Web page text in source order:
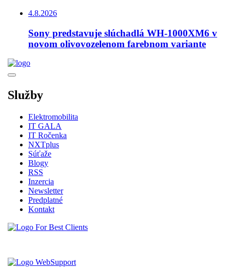
4.8.2026
Sony predstavuje slúchadlá WH-1000XM6 v
novom olivovozelenom farebnom variante
Služby
Elektromobilita
IT GALA
IT Ročenka
NXTplus
Súťaže
Blogy
RSS
Inzercia
Newsletter
Predplatné
Kontakt